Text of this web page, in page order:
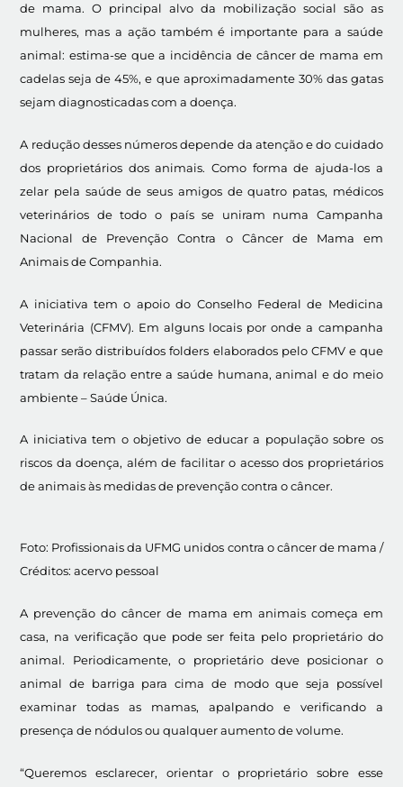
de mama. O principal alvo da mobilização social são as
mulheres, mas a ação também é importante para a saúde
animal: estima-se que a incidência de câncer de mama em
cadelas seja de 45%, e que aproximadamente 30% das gatas
sejam diagnosticadas com a doença.
A redução desses números depende da atenção e do cuidado
dos proprietários dos animais. Como forma de ajuda-los a
zelar pela saúde de seus amigos de quatro patas, médicos
veterinários de todo o país se uniram numa Campanha
Nacional de Prevenção Contra o Câncer de Mama em
Animais de Companhia.
A iniciativa tem o apoio do Conselho Federal de Medicina
Veterinária (CFMV). Em alguns locais por onde a campanha
passar serão distribuídos folders elaborados pelo CFMV e que
tratam da relação entre a saúde humana, animal e do meio
ambiente – Saúde Única.
A iniciativa tem o objetivo de educar a população sobre os
riscos da doença, além de facilitar o acesso dos proprietários
de animais às medidas de prevenção contra o câncer.
Foto: Profissionais da UFMG unidos contra o câncer de mama /
Créditos: acervo pessoal
A prevenção do câncer de mama em animais começa em
casa, na verificação que pode ser feita pelo proprietário do
animal. Periodicamente, o proprietário deve posicionar o
animal de barriga para cima de modo que seja possível
examinar todas as mamas, apalpando e verificando a
presença de nódulos ou qualquer aumento de volume.
“Queremos esclarecer, orientar o proprietário sobre esse